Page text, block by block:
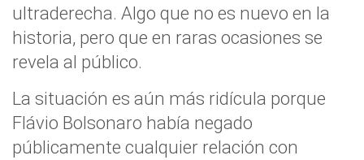
ultraderecha. Algo que no es nuevo en la
historia, pero que en raras ocasiones se
revela al público.
La situación es aún más ridícula porque
Flávio Bolsonaro había negado
públicamente cualquier relación con